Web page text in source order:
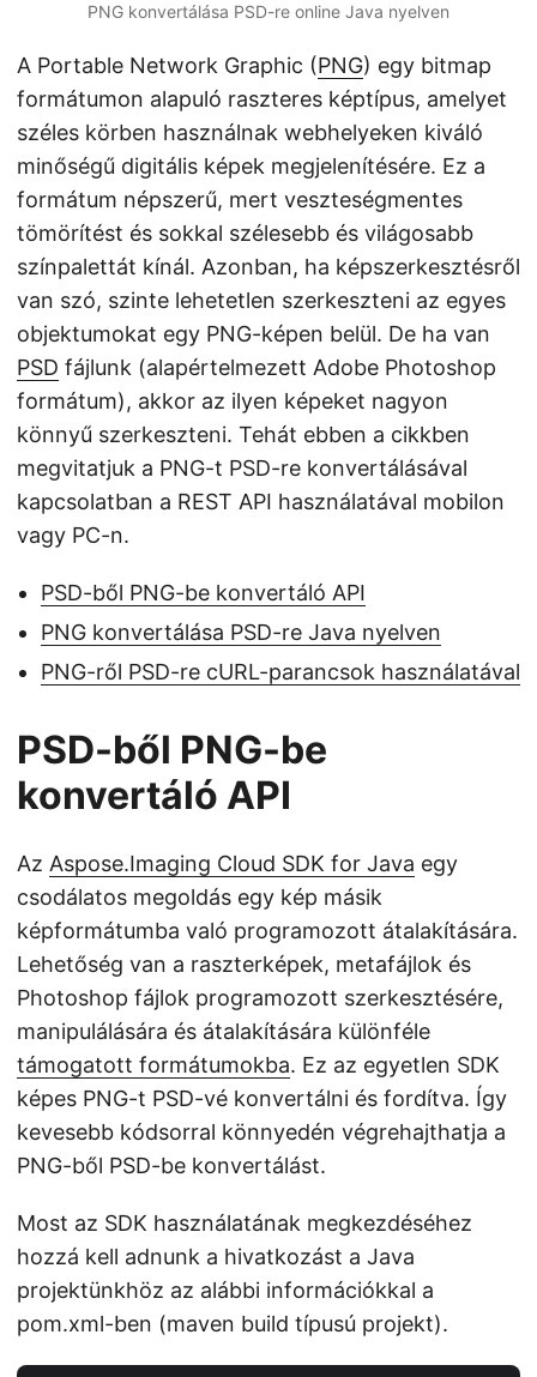
PNG konvertálása PSD-re online Java nyelven
A Portable Network Graphic (PNG) egy bitmap
formátumon alapuló raszteres képtípus, amelyet
széles körben használnak webhelyeken kiváló
minőségű digitális képek megjelenítésére. Ez a
formátum népszerű, mert veszteségmentes
tömörítést és sokkal szélesebb és világosabb
színpalettát kínál. Azonban, ha képszerkesztésről
van szó, szinte lehetetlen szerkeszteni az egyes
objektumokat egy PNG-képen belül. De ha van
PSD fájlunk (alapértelmezett Adobe Photoshop
formátum), akkor az ilyen képeket nagyon
könnyű szerkeszteni. Tehát ebben a cikkben
megvitatjuk a PNG-t PSD-re konvertálásával
kapcsolatban a REST API használatával mobilon
vagy PC-n.
PSD-ből PNG-be konvertáló API
PNG konvertálása PSD-re Java nyelven
PNG-ről PSD-re cURL-parancsok használatával
PSD-ből PNG-be
konvertáló API
Az Aspose.Imaging Cloud SDK for Java egy
csodálatos megoldás egy kép másik
képformátumba való programozott átalakítására.
Lehetőség van a raszterképek, metafájlok és
Photoshop fájlok programozott szerkesztésére,
manipulálására és átalakítására különféle
támogatott formátumokba. Ez az egyetlen SDK
képes PNG-t PSD-vé konvertálni és fordítva. Így
kevesebb kódsorral könnyedén végrehajthatja a
PNG-ből PSD-be konvertálást.
Most az SDK használatának megkezdéséhez
hozzá kell adnunk a hivatkozást a Java
projektünkhöz az alábbi információkkal a
pom.xml-ben (maven build típusú projekt).